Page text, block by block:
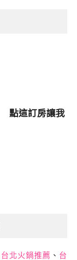
點這訂房讓我
台北火鍋推薦 、 台